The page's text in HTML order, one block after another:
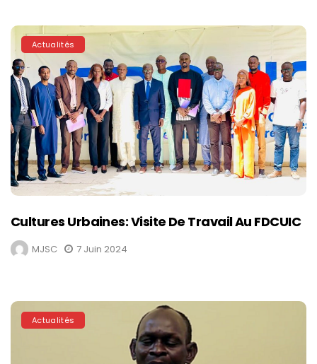
Actualités
Cultures Urbaines: Visite De Travail Au FDCUIC
MJSC 7 Juin 2024
Actualités